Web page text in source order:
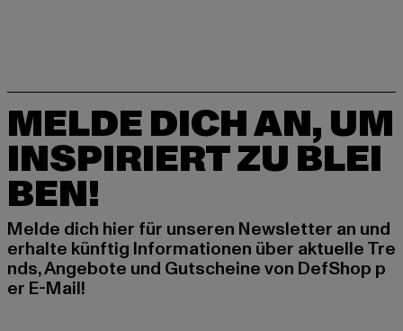
MELDE DICH AN, UM
INSPIRIERT ZU BLEI
BEN!
Melde dich hier für unseren Newsletter an und
erhalte künftig Informationen über aktuelle Tre
nds, Angebote und Gutscheine von DefShop p
er E-Mail!